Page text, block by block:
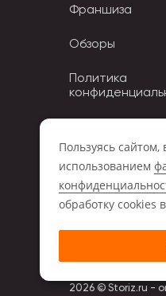
Франшиза
Обзоры
Политика
Обращаем ваше
положениями
2026 © Storiz.ru -
Пользуясь сайтом,
использованием
обработку сookies